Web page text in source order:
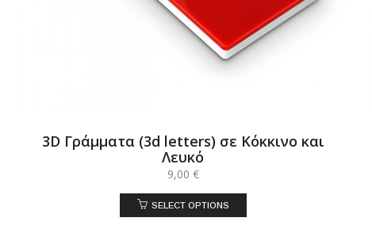
3D Γράμματα (3d letters) σε Κόκκινο και
Λευκό
9,00 €
SELECT OPTIONS